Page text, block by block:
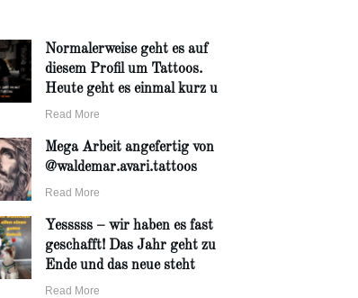
Normalerweise geht es auf
diesem Profil um Tattoos.
Heute geht es einmal kurz u
Read More
Mega Arbeit angefertig von
@waldemar.avari.tattoos
Read More
Yesssss – wir haben es fast
geschafft! Das Jahr geht zu
Ende und das neue steht
Read More